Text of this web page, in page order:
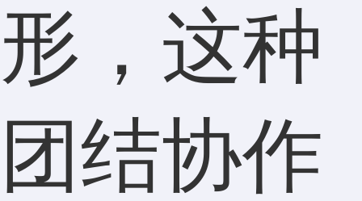
形，这种
团结协作